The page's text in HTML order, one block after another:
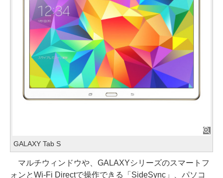
GALAXY Tab S
マルチウィンドウや、GALAXYシリーズのスマートフ
ォンとWi-Fi Directで操作できる「SideSync」、パソコ